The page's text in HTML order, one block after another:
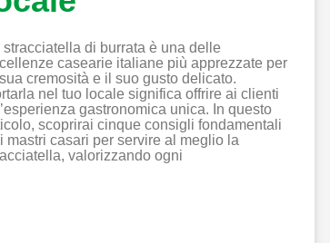
stracciatella di burrata è una delle
casearie italiane più apprezzate per
cremosità e il suo gusto delicato.
nel tuo locale significa offrire ai clienti
gastronomica unica. In questo
scoprirai cinque consigli fondamentali
mastri casari per servire al meglio la
valorizzando ogni